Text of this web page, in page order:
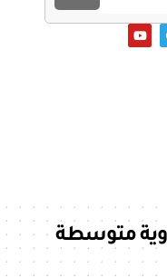
متوسطة